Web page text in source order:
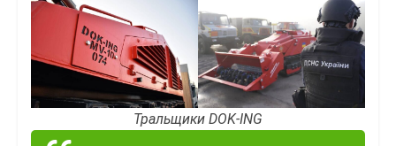
Тральщики DOK-ING